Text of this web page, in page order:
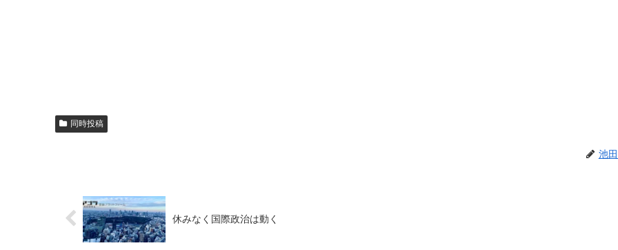
同時投稿
池
休みなく国際政治は動く